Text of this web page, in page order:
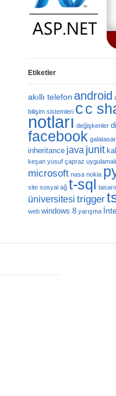
Etiketler
akıllı telefon android
bilişim sistemleri cc
notları değişkenler
facebook
inheritance java junit
keşan yusuf çapraz
microsoft nasa nokia
site sosyal ağ t-sql
üniversitesi trigger
web windows 8 yarışma